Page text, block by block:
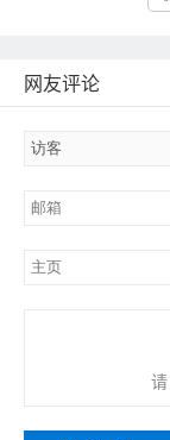
网友评论
请